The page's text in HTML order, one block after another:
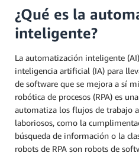
¿Qué es la
inteligente?
La automatización inteligente
inteligencia artificial (IA) para
de software que se mejora a sí
robótica de procesos (RPA) es
automatiza los flujos de trabajo
laboriosos, como la
búsqueda de información o la
robots de RPA son robots de